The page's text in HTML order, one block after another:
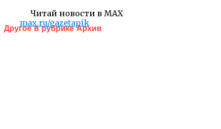
Читай новости в MAX
max.ru/gazetapik
Другое в рубрике Архив